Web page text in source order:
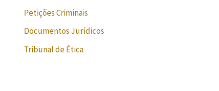
Petições Criminais
Documentos Jurídicos
Tribunal de Ética